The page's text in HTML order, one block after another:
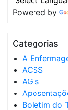
Powered by
Categorias
A
ACSS
AG's
Boletim do